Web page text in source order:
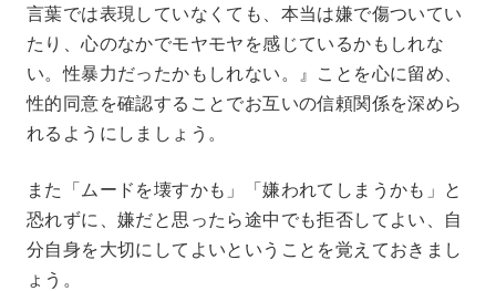
言葉では表現していなくても、本当は嫌で傷ついてい
たり、心のなかでモヤモヤを感じているかもしれな
い。性暴力だったかもしれない。』ことを心に留め、
性的同意を確認することでお互いの信頼関係を深めら
れるようにしましょう。
また「ムードを壊すかも」「嫌われてしまうかも」と
恐れずに、嫌だと思ったら途中でも拒否してよい、自
分自身を大切にしてよいということを覚えておきまし
ょう。